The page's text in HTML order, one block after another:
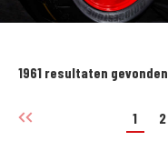
1961 resultaten gevonden
1 2